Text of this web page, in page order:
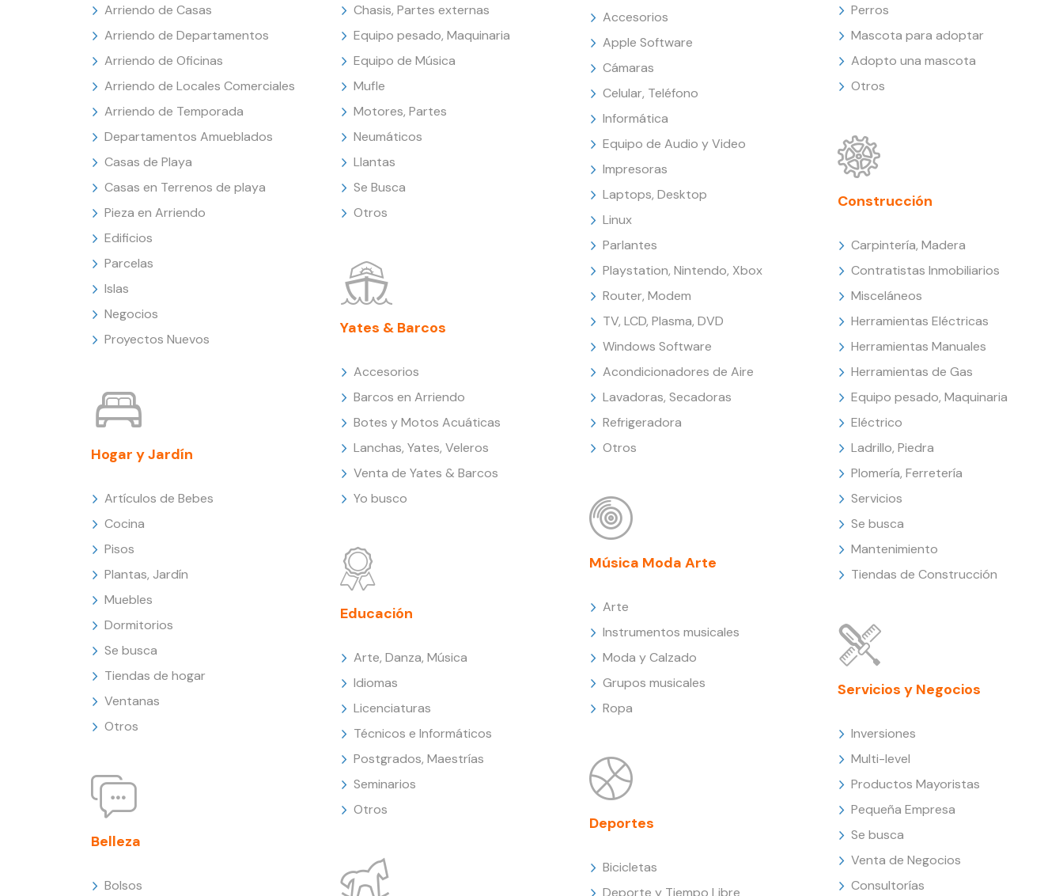
Arriendo de Casas
Arriendo de Departamentos
Arriendo de Oficinas
Arriendo de Locales Comerciales
Arriendo de Temporada
Departamentos Amueblados
Casas de Playa
Casas en Terrenos de playa
Pieza en Arriendo
Edificios
Parcelas
Islas
Negocios
Proyectos Nuevos
Hogar y Jardín
Artículos de Bebes
Cocina
Pisos
Plantas, Jardín
Muebles
Dormitorios
Se busca
Tiendas de hogar
Ventanas
Otros
Belleza
Bolsos
Chasis, Partes externas
Equipo pesado, Maquinaria
Equipo de Música
Mufle
Motores, Partes
Neumáticos
Llantas
Se Busca
Otros
Yates & Barcos
Accesorios
Barcos en Arriendo
Botes y Motos Acuáticas
Lanchas, Yates, Veleros
Venta de Yates & Barcos
Yo busco
Educación
Arte, Danza, Música
Idiomas
Licenciaturas
Técnicos e Informáticos
Postgrados, Maestrías
Seminarios
Otros
Accesorios
Apple Software
Cámaras
Celular, Teléfono
Informática
Equipo de Audio y Video
Impresoras
Laptops, Desktop
Linux
Parlantes
Playstation, Nintendo, Xbox
Router, Modem
TV, LCD, Plasma, DVD
Windows Software
Acondicionadores de Aire
Lavadoras, Secadoras
Refrigeradora
Otros
Música Moda Arte
Arte
Instrumentos musicales
Moda y Calzado
Grupos musicales
Ropa
Deportes
Bicicletas
Deporte y Tiempo Libre
Perros
Mascota para adoptar
Adopto una mascota
Otros
Construcción
Carpintería, Madera
Contratistas Inmobiliarios
Misceláneos
Herramientas Eléctricas
Herramientas Manuales
Herramientas de Gas
Equipo pesado, Maquinaria
Eléctrico
Ladrillo, Piedra
Plomería, Ferretería
Servicios
Se busca
Mantenimiento
Tiendas de Construcción
Servicios y Negocios
Inversiones
Multi-level
Productos Mayoristas
Pequeña Empresa
Se busca
Venta de Negocios
Consultorías